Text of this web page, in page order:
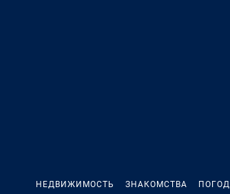
НЕДВИЖИМОСТЬ ЗНАКОМСТВА